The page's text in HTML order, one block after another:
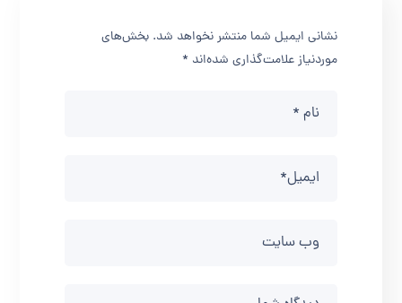
نشانی ایمیل شما منتشر نخواهد شد. بخش‌های
موردنیاز علامت‌گذاری شده‌اند*